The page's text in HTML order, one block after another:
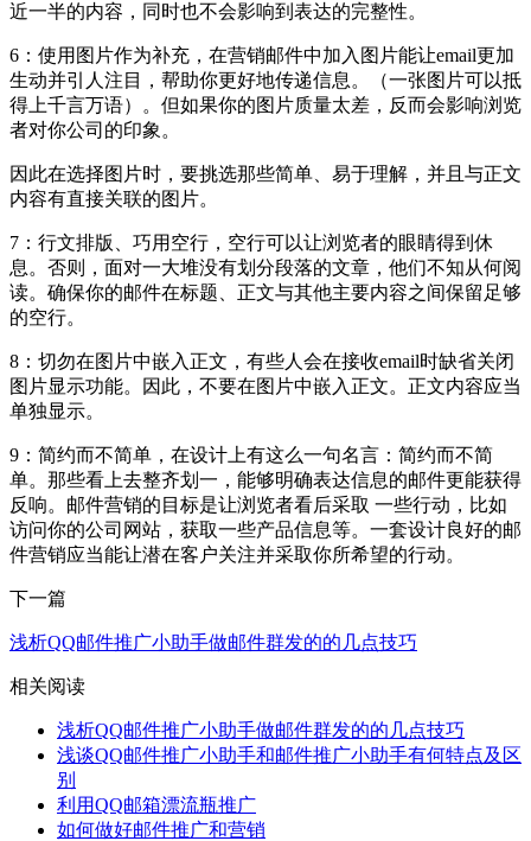
近一半的内容，同时也不会影响到表达的完整性。
6：使用图片作为补充，在营销邮件中加入图片能让email更加
生动并引人注目，帮助你更好地传递信息。（一张图片可以抵
得上千言万语）。但如果你的图片质量太差，反而会影响浏览
者对你公司的印象。
因此在选择图片时，要挑选那些简单、易于理解，并且与正文
内容有直接关联的图片。
7：行文排版、巧用空行，空行可以让浏览者的眼睛得到休
息。否则，面对一大堆没有划分段落的文章，他们不知从何阅
读。确保你的邮件在标题、正文与其他主要内容之间保留足够
的空行。
8：切勿在图片中嵌入正文，有些人会在接收email时缺省关闭
图片显示功能。因此，不要在图片中嵌入正文。正文内容应当
单独显示。
9：简约而不简单，在设计上有这么一句名言：简约而不简
单。那些看上去整齐划一，能够明确表达信息的邮件更能获得
反响。邮件营销的目标是让浏览者看后采取 一些行动，比如
访问你的公司网站，获取一些产品信息等。一套设计良好的邮
件营销应当能让潜在客户关注并采取你所希望的行动。
下一篇
浅析QQ邮件推广小助手做邮件群发的的几点技巧
相关阅读
浅析QQ邮件推广小助手做邮件群发的的几点技巧
浅谈QQ邮件推广小助手和邮件推广小助手有何特点及区
别
利用QQ邮箱漂流瓶推广
如何做好邮件推广和营销